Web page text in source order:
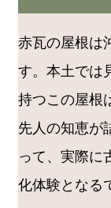
赤瓦の屋根は
す。本土では
持つこの屋根
先人の知恵が
って、実際に
化体験となる